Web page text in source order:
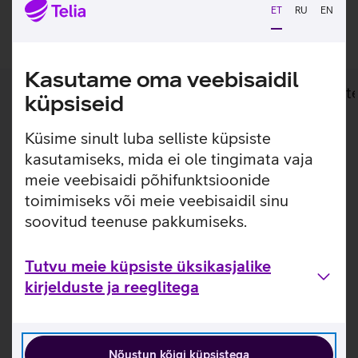
ET RU EN
Kasutame oma veebisaidil
küpsiseid
Küsime sinult luba selliste küpsiste
kasutamiseks, mida ei ole tingimata vaja
meie veebisaidi põhifunktsioonide
toimimiseks või meie veebisaidil sinu
soovitud teenuse pakkumiseks.
Tutvu meie küpsiste üksikasjalike
kirjelduste ja reeglitega
Nõustun kõigi küpsistega
Lisan ostukorvi
Lisainfo Tehnilised andmed
Lisainfo
Täiusta oma Samsung Galaxy Tab S11 Ultra
tahvelarvutit stiilse ja otstarbeka ümbrisega.
Kaks-ühes kaaned-klaviatuur pakub mugavat võimalust
kiireks kirjutamiseks. Kaaned tüüpi ümbris pakub
tagaküljele. Tänu pogo pin ühendusele saad klaviatuuri
abil luua tahvelarvutist mulje, töötad ja trükid arvutis.